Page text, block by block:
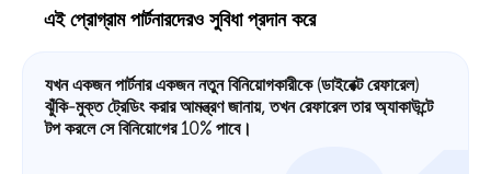
এই প্রোগ্রাম পার্টনারদেরও সুবিধা প্রদান করে
যখন একজন পার্টনার একজন নতুন বিনিয়োগকারীকে (ডাইরেক্ট রেফারেল)
ঝুঁকি-মুক্ত ট্রেডিং করার আমন্ত্রণ জানায়, তখন রেফারেল তার অ্যাকাউন্টে
টপ করলে সে বিনিয়োগের 10% পাবে।